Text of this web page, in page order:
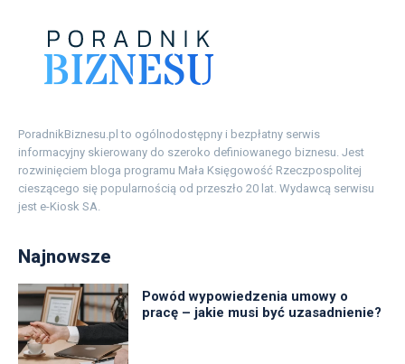
PoradnikBiznesu.pl to ogólnodostępny i bezpłatny serwis
informacyjny skierowany do szeroko definiowanego biznesu. Jest
rozwinięciem bloga programu Mała Księgowość Rzeczpospolitej
cieszącego się popularnością od przeszło 20 lat. Wydawcą serwisu
jest e-Kiosk SA.
Najnowsze
Powód wypowiedzenia umowy o
pracę – jakie musi być uzasadnienie?